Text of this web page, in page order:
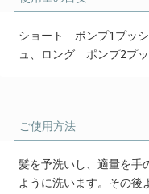
ショート ポンプ1プッ
ュ、ロング ポンプ2プ
ご使用方法
髪を予洗いし、適量を手
ように洗います。その後